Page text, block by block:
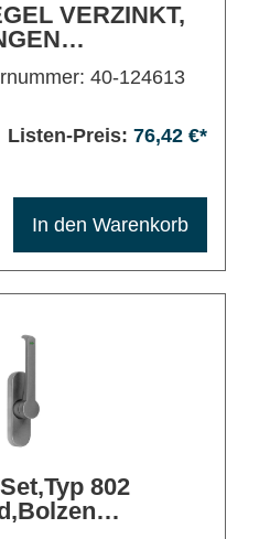
VERZINKT,
40-124613
Listen-Preis: 76,42 €*
In den Warenkorb
802